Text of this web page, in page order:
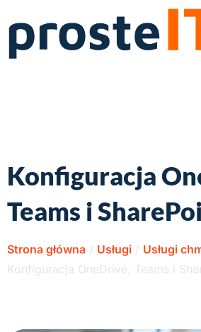
Konfiguracja
Teams i
Strona główna / Usługi / Usługi
Konfiguracja OneDrive, Teams i